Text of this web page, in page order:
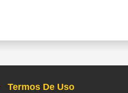
Termos De Uso